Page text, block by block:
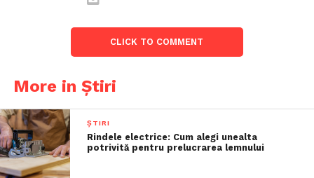
CLICK TO COMMENT
More in Știri
ȘTIRI
Rindele electrice: Cum alegi unealta
potrivită pentru prelucrarea lemnului